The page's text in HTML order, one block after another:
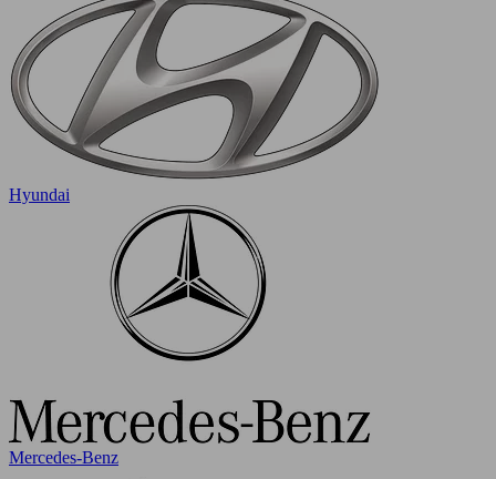
Hyundai
Mercedes-Benz